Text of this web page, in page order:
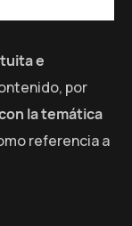
e
por
la temática
referencia a